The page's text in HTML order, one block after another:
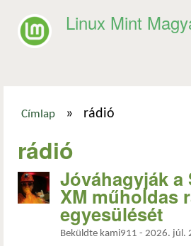
Linux Mint
Címlap » rádió
rádió
Jóváhagyják a
XM műholdas
egyesülését
Beküldte kami911 - 2026. júl.